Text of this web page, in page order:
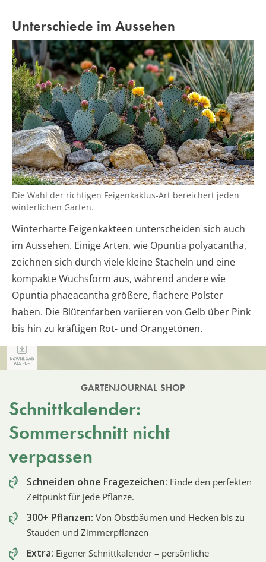
Unterschiede im Aussehen
Die Wahl der richtigen Feigenkaktus-Art bereichert jeden
winterlichen Garten.
Winterharte Feigenkakteen unterscheiden sich auch
im Aussehen. Einige Arten, wie Opuntia polyacantha,
zeichnen sich durch viele kleine Stacheln und eine
kompakte Wuchsform aus, während andere wie
Opuntia phaeacantha größere, flachere Polster
haben. Die Blütenfarben variieren von Gelb über Pink
bis hin zu kräftigen Rot- und Orangetönen.
GARTENJOURNAL SHOP
Schnittkalender:
Sommerschnitt nicht
verpassen
Schneiden ohne Fragezeichen: Finde den perfekten
Zeitpunkt für jede Pflanze.
300+ Pflanzen: Von Obstbäumen und Hecken bis zu
Stauden und Zimmerpflanzen
Extra: Eigener Schnittkalender – persönliche